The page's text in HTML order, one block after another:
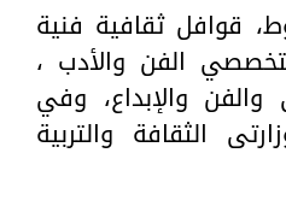
قوافل ثقافية فنية
الفن والأدب ،
والإبداع، وفي
الثقافة والتربية